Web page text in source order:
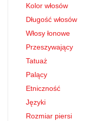
Kolor włosów
Długość włosów
Włosy łonowe
Przeszywający
Tatuaż
Palący
Etniczność
Języki
Rozmiar piersi